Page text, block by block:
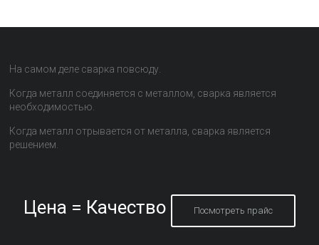
На самом деле сварка повсюду.
Когда металл соединяется с металлом, сварка является
необходимостью.
Когда металл отрывается от металла, сварка является
решением.
Цена = Качество Посмотреть прайс